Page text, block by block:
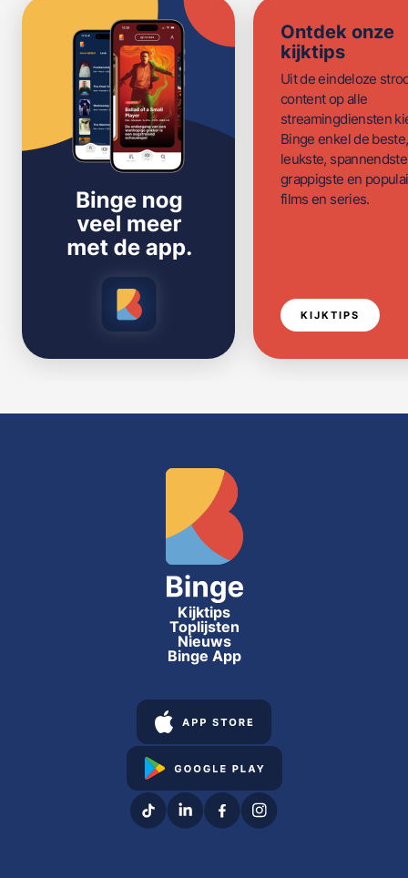
Ontdek onze
kijktips
Uit de eindeloze
content op alle
streamingdiensten
Binge enkel de beste,
leukste,
grappigste en
films en series.
KIJKTIPS
Kijktips
Toplijsten
Nieuws
Binge App